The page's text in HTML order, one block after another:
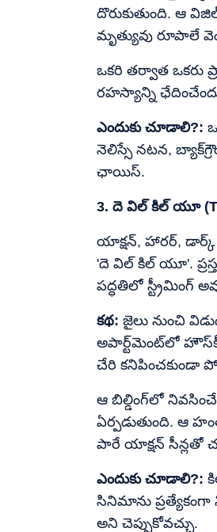
దొరుకుతుంది. ఆ
మృత్యువు రూపాలే
ఒకరి తర్వాత ఒకరు
రహస్యాన్ని
ఎందుకు చూడాలి?:
నెలిస్సే నటన,
ఛాయిస్.
3. దె విల్ కిల్ యూ
యాక్షన్, హారర్,
'దె విల్ కిల్ యూ'.
పద్ధతిలో స్ట్రీమింగ్
కథ: జైలు నుంచి
అపార్ట్‌మెంట్‌లో
చేరి కనిపించకుండా
ఆ బిల్డింగ్‌లో
ఏర్పడుతుంది. ఆ
పారే యాక్షన్ సీన్లతో
ఎందుకు చూడాలి?:
సినిమాను
అని చెప్పుకోవచ్చు.